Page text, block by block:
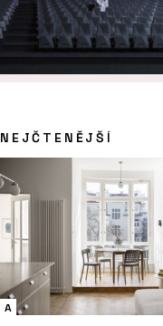
NEJČTENĚJŠÍ
A